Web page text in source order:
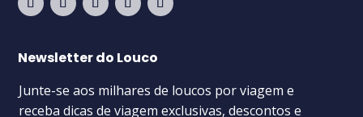
Newsletter do Louco